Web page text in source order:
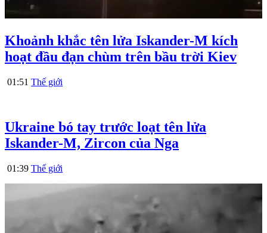
Khoảnh khắc tên lửa Iskander-M kích
hoạt đầu đạn chùm trên bầu trời Kiev
01:51 Thế giới
Ukraine bó tay trước loạt tên lửa
Iskander-M, Zircon của Nga
01:39 Thế giới